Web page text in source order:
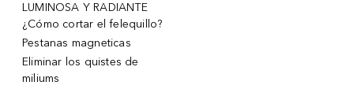
LUMINOSA Y RADIANTE
¿Cómo cortar el felequillo?
Pestanas magneticas
Eliminar los quistes de
miliums